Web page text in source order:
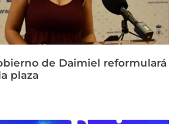
de Daimiel reformulará
plaza